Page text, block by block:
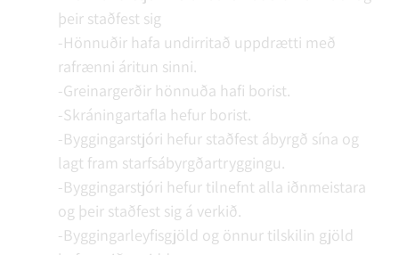
þeir staðfest sig
-Hönnuðir hafa undirritað uppdrætti með
rafrænni áritun sinni.
-Greinargerðir hönnuða hafi borist.
-Skráningartafla hefur borist.
-Byggingarstjóri hefur staðfest ábyrgð sína og
lagt fram starfsábyrgðartryggingu.
-Byggingarstjóri hefur tilnefnt alla iðnmeistara
og þeir staðfest sig á verkið.
-Byggingarleyfisgjöld og önnur tilskilin gjöld